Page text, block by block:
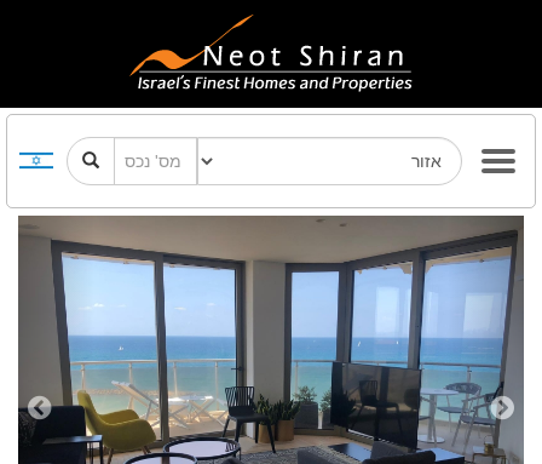
Previous Next